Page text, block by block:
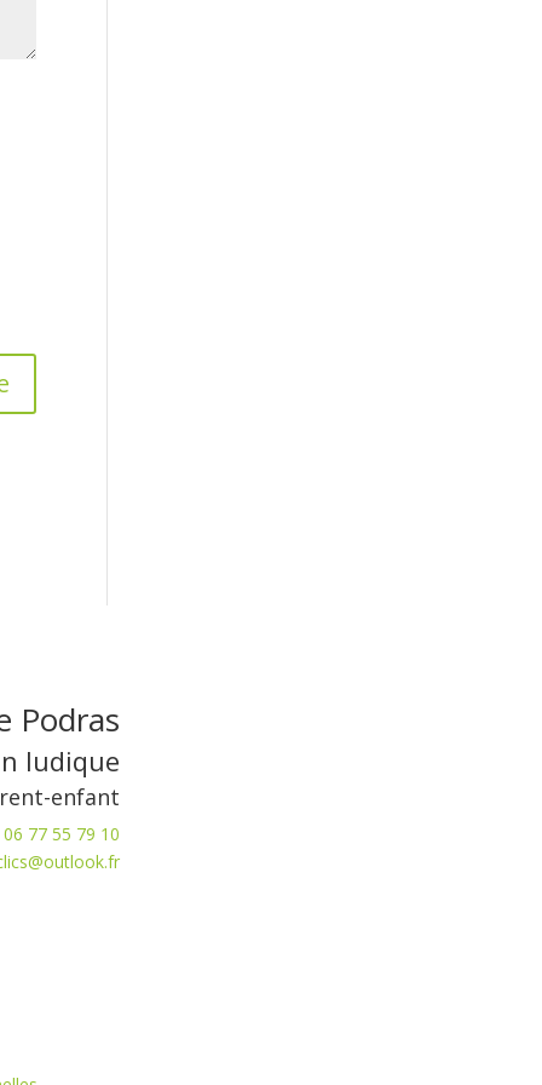
Podras
ludique
enfant
06 77 55 79 10